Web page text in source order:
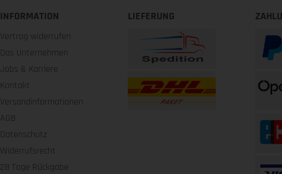
INFORMATION
Vertrag widerrufen
Das Unternehmen
Jobs & Karriere
Kontakt
Versandinformationen
AGB
Datenschutz
Widerrufsrecht
28 Tage Rückgabe
LIEFERUNG